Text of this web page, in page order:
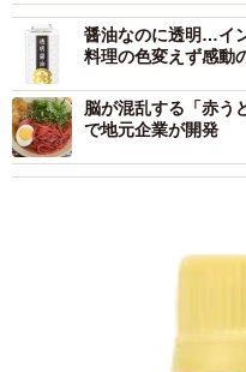
醤油なのに透明…イ
料理の色変えず感動
脳が混乱する「赤
で地元企業が開発